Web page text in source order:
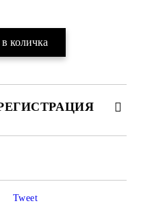
Tweet